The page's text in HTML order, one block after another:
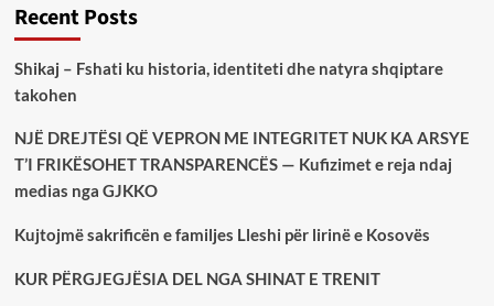
Recent Posts
Shikaj – Fshati ku historia, identiteti dhe natyra shqiptare
takohen
NJË DREJTËSI QË VEPRON ME INTEGRITET NUK KA ARSYE
T’I FRIKËSOHET TRANSPARENCËS — Kufizimet e reja ndaj
medias nga GJKKO
Kujtojmë sakrificën e familjes Lleshi për lirinë e Kosovës
KUR PËRGJEGJËSIA DEL NGA SHINAT E TRENIT